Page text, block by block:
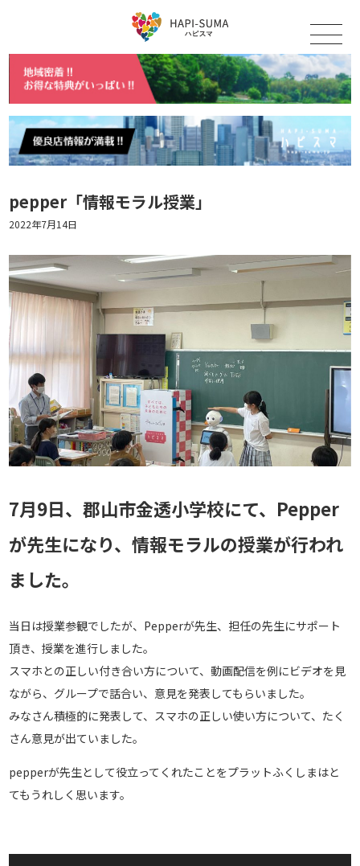
pepper「情報モラル授業」
2022年7月14日
7月9日、郡山市金透小学校にて、Pepper
が先生になり、情報モラルの授業が行われ
ました。
当日は授業参観でしたが、Pepperが先生、担任の先生にサポート
頂き、授業を進行しました。
スマホとの正しい付き合い方について、動画配信を例にビデオを見
ながら、グループで話合い、意見を発表してもらいました。
みなさん積極的に発表して、スマホの正しい使い方について、たく
さん意見が出ていました。
pepperが先生として役立ってくれたことをプラットふくしまはと
てもうれしく思います。